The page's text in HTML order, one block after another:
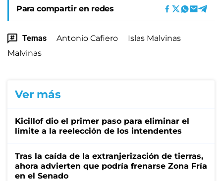
Para compartir en redes
Temas Antonio Cafiero
Islas Malvinas
Malvinas
Ver más
Kicillof dio el primer paso para eliminar el
límite a la reelección de los intendentes
Tras la caída de la extranjerización de tierras,
ahora advierten que podría frenarse Zona Fría
en el Senado